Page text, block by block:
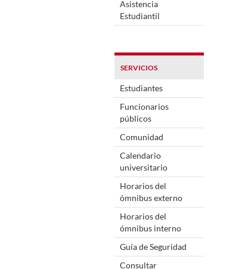
Asistencia
Estudiantil
SERVICIOS
Estudiantes
Funcionarios
públicos
Comunidad
Calendario
universitario
Horarios del
ómnibus externo
Horarios del
ómnibus interno
Guía de Seguridad
Consultar